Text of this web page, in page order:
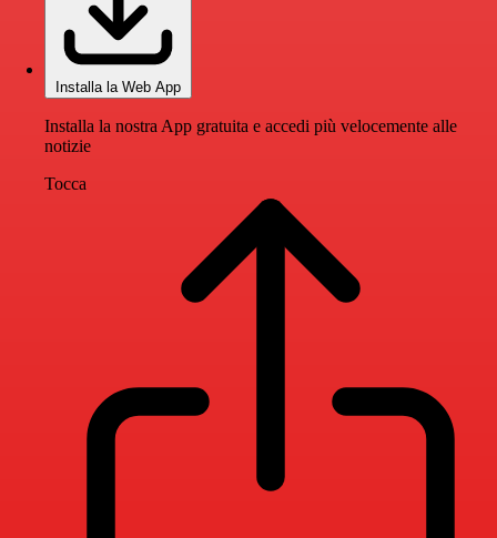
Installa la Web App
Installa la nostra App gratuita e accedi più velocemente alle
notizie
Tocca